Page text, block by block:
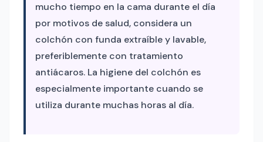
mucho tiempo en la cama durante el día
por motivos de salud, considera un
colchón con funda extraíble y lavable,
preferiblemente con tratamiento
antiácaros. La higiene del colchón es
especialmente importante cuando se
utiliza durante muchas horas al día.